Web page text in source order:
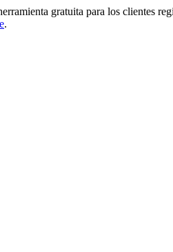
gratuita para los clientes
.